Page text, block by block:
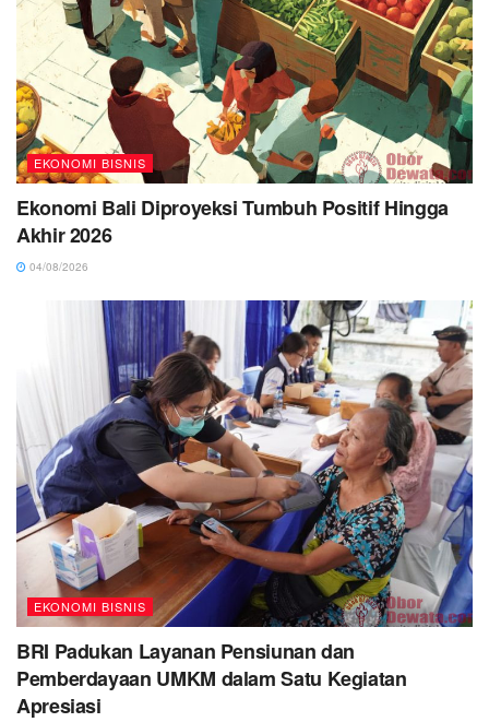
EKONOMI BISNIS
Ekonomi Bali Diproyeksi Tumbuh Positif Hingga
Akhir 2026
04/08/2026
EKONOMI BISNIS
BRI Padukan Layanan Pensiunan dan
Pemberdayaan UMKM dalam Satu Kegiatan
Apresiasi